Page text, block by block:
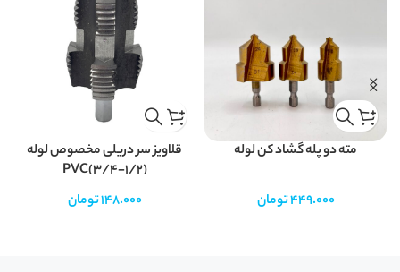
مته دو پله گشاد کن لوله
449.000تومان
قلاویز سر دریلی مخصوص لوله
PVC(3/4-1/2)
148.000تومان